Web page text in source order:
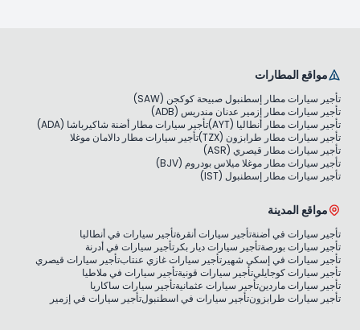
مواقع المطارات
تأجير سيارات مطار إسطنبول صبيحة كوكجن (SAW)
تأجير سيارات مطار إزمير عدنان مندريس (ADB)
تأجير سيارات مطار أنطاليا (AYT)
تأجير سيارات مطار أضنة شاكيرباشا (ADA)
تأجير سيارات مطار طرابزون (TZX)
تأجير سيارات مطار دالامان موغلا
تأجير سيارات مطار قيصري (ASR)
تأجير سيارات مطار موغلا ميلاس بودروم (BJV)
تأجير سيارات مطار إسطنبول (IST)
مواقع المدينة
تأجير سيارات في أضنةتأجير سيارات أنقرةتأجير سيارات في أنطاليا
تأجير سيارات بورصةتأجير سيارات ديار بكرتأجير سيارات في أدرنة
تأجير سيارات في إسكي شهيرتأجير سيارات غازي عنتابتأجير سيارات قيصري
تأجير سيارات كوجايليتأجير سيارات قونيةتأجير سيارات في ملاطيا
تأجير سيارات ماردينتأجير سيارات عثمانيةتأجير سيارات ساكاريا
تأجير سيارات طرابزونتأجير سيارات في اسطنبولتأجير سيارات في إزمير